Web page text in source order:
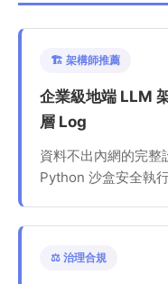
🏗️ 架構師推薦
企業級地端 LLM
層 Log
資料不出內網的完整
Python 沙盒安全執
⚖️ 治理合規